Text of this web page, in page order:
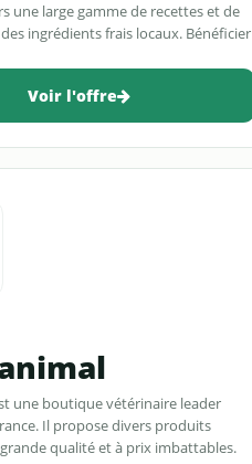
une large gamme de recettes et de
ingrédients frais locaux. Bénéficier
Voir l'offre
une boutique vétérinaire leader
Il propose divers produits
qualité et à prix imbattables.